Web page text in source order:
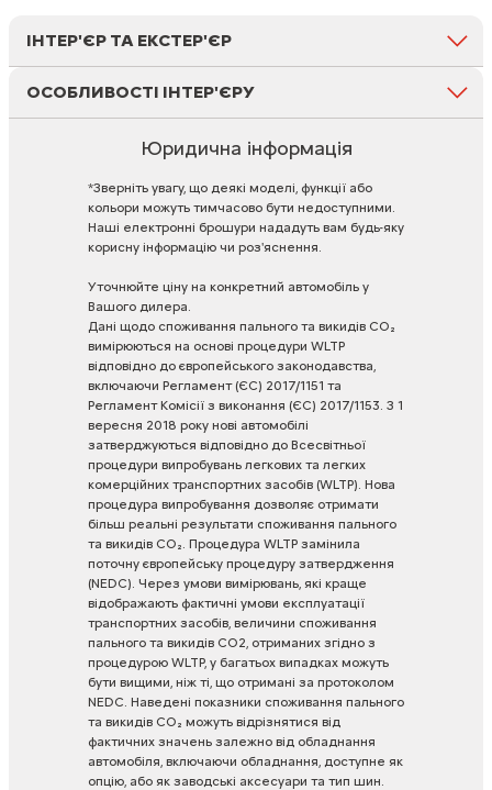
ІНТЕР'ЄР ТА ЕКСТЕР'ЄР
ОСОБЛИВОСТІ ІНТЕР'ЄРУ
Юридична інформація
*Зверніть увагу, що деякі моделі, функції або
кольори можуть тимчасово бути недоступними.
Наші електронні брошури нададуть вам будь-яку
корисну інформацію чи роз'яснення.
Уточнюйте ціну на конкретний автомобіль у
Вашого дилера.
Дані щодо споживання пального та викидів CO₂
вимірюються на основі процедури WLTP
відповідно до європейського законодавства,
включаючи Регламент (ЄС) 2017/1151 та
Регламент Комісії з виконання (ЄС) 2017/1153. З 1
вересня 2018 року нові автомобілі
затверджуються відповідно до Всесвітньої
процедури випробувань легкових та легких
комерційних транспортних засобів (WLTP). Нова
процедура випробування дозволяє отримати
більш реальні результати споживання пального
та викидів CO₂. Процедура WLTP замінила
поточну європейську процедуру затвердження
(NEDC). Через умови вимірювань, які краще
відображають фактичні умови експлуатації
транспортних засобів, величини споживання
пального та викидів CO2, отриманих згідно з
процедурою WLTP, у багатьох випадках можуть
бути вищими, ніж ті, що отримані за протоколом
NEDC. Наведені показники споживання пального
та викидів CO₂ можуть відрізнятися від
фактичних значень залежно від обладнання
автомобіля, включаючи обладнання, доступне як
опцію, або як заводські аксесуари та тип шин.